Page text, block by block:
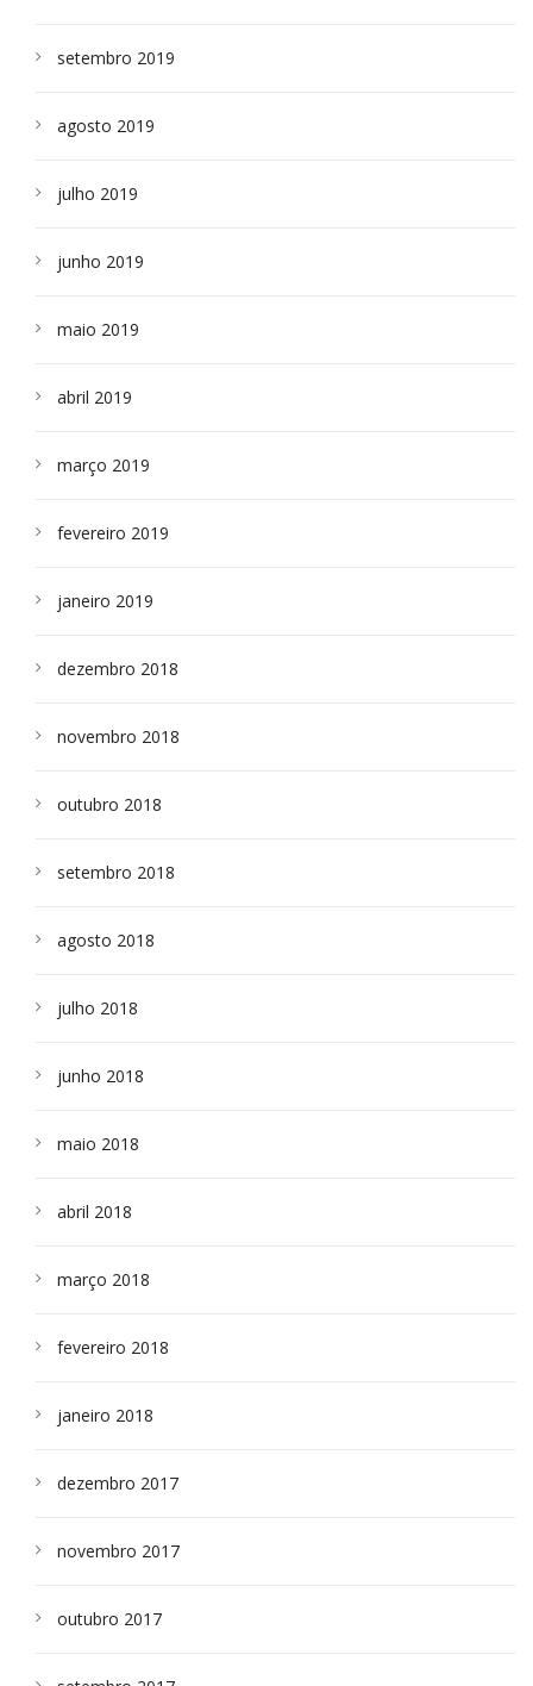
setembro 2019
agosto 2019
julho 2019
junho 2019
maio 2019
abril 2019
março 2019
fevereiro 2019
janeiro 2019
dezembro 2018
novembro 2018
outubro 2018
setembro 2018
agosto 2018
julho 2018
junho 2018
maio 2018
abril 2018
março 2018
fevereiro 2018
janeiro 2018
dezembro 2017
novembro 2017
outubro 2017